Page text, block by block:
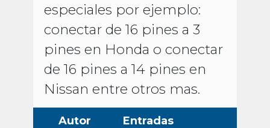
especiales por ejemplo:
conectar de 16 pines a 3
pines en Honda o conectar
de 16 pines a 14 pines en
Nissan entre otros mas.
Autor Entradas